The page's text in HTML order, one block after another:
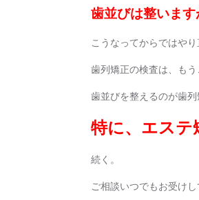
歯並びは整います
こうなってからではやり
歯列矯正の検査は、もう
歯並びを整えるのが歯
特に、エステ
続く。
ご相談いつでもお受けし